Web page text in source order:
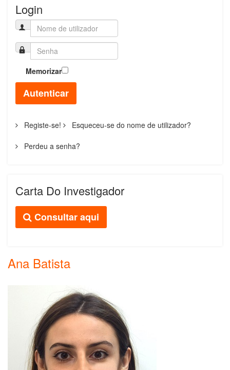
Login
Memorizar
Autenticar
Registe-se! Esqueceu-se do nome de utilizador?
Perdeu a senha?
Carta Do Investigador
Consultar aqui
Ana Batista